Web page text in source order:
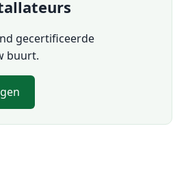
gecertificeerde
buurt.